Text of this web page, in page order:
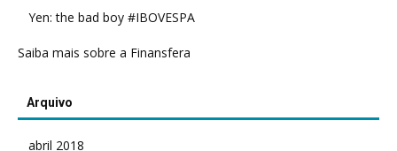
Yen: the bad boy #IBOVESPA
Saiba mais sobre a Finansfera
Arquivo
abril 2018